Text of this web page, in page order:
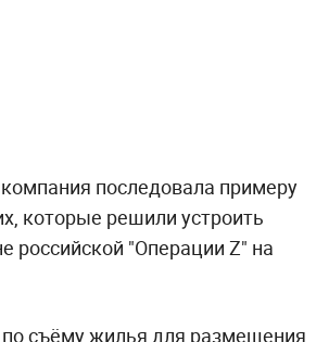
последовала примеру
которые решили устроить
российской "Операции Z" на
съёму жилья для размещения